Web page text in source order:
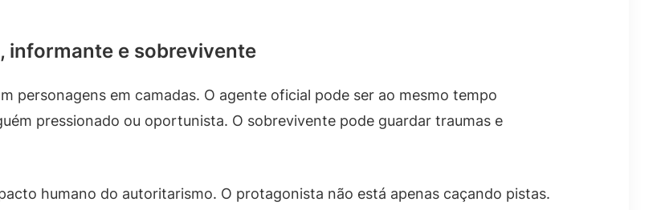
informante e sobrevivente
personagens em camadas. O agente oficial pode ser ao mesmo tempo
pressionado ou oportunista. O sobrevivente pode guardar traumas e
humano do autoritarismo. O protagonista não está apenas caçando pistas.